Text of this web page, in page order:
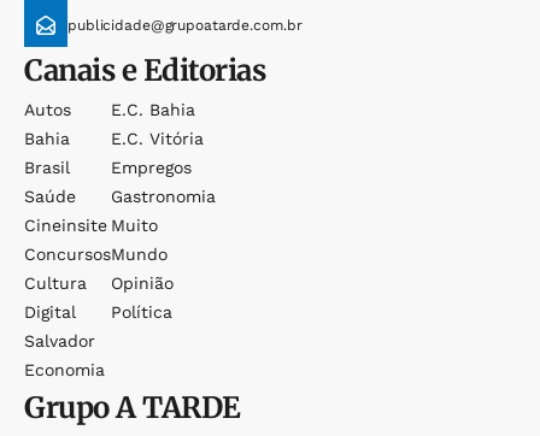
publicidade@grupoatarde.com.br
Canais e Editorias
Autos
Bahia
Brasil
Saúde
Cineinsite
Concursos
Cultura
Digital
Salvador
Economia
E.c. Bahia
E.c. Vitória
Empregos
Gastronomia
Muito
Mundo
Opinião
Política
GrupoA TARDE